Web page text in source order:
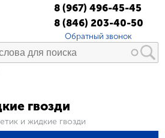
8 (967) 496-45-45
8 (846) 203-40-50
Обратный звонок
гвозди
и жидкие гвозди